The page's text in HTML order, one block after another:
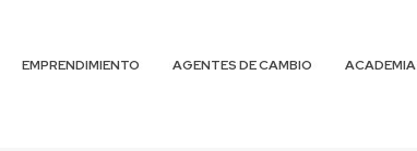
EMPRENDIMIENTO AGENTES DE CAMBIO ACADEMIA